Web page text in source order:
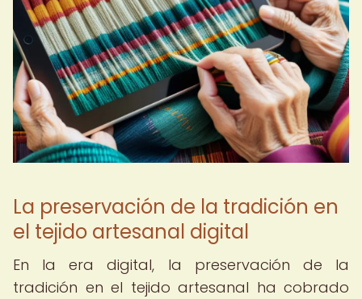
La preservación de la tradición en
el tejido artesanal digital
En la era digital, la preservación de la
tradición en el tejido artesanal ha cobrado